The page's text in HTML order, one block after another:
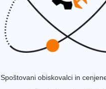
Spoštovani obiskovalci in